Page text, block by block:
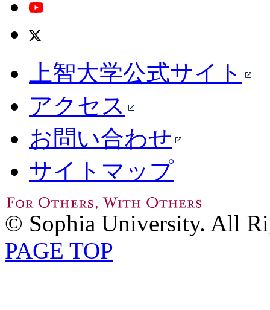
上智大学公式サイト
アクセス
お問い合わせ
サイトマップ
© Sophia University. All
PAGE TOP